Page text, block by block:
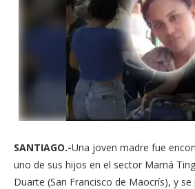
SANTIAGO.-Una joven madre fue
uno de sus hijos en el sector Mamá
Duarte (San Francisco de Maocrís), y